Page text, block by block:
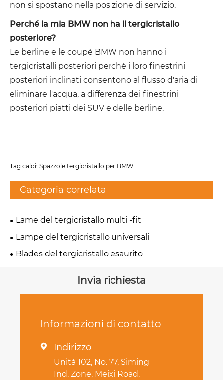
non si spostano nella posizione di servizio.
Perché la mia BMW non ha il tergicristallo
posteriore?
Le berline e le coupé BMW non hanno i
tergicristalli posteriori perché i loro finestrini
posteriori inclinati consentono al flusso d'aria di
eliminare l'acqua, a differenza dei finestrini
posteriori piatti dei SUV e delle berline.
Tag caldi: Spazzole tergicristallo per BMW
Categoria correlata
Lame del tergicristallo multi -fit
Lampe del tergicristallo universali
Blades del tergicristallo esaurito
Invia richiesta
Informazioni di contatto
 Indirizzo
Unità 102, No. 77, Siming
Ind. Zone, Meixi Road,